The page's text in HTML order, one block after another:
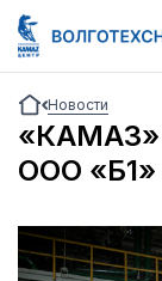
Новости
«КАМАЗ»
ООО «Б1»